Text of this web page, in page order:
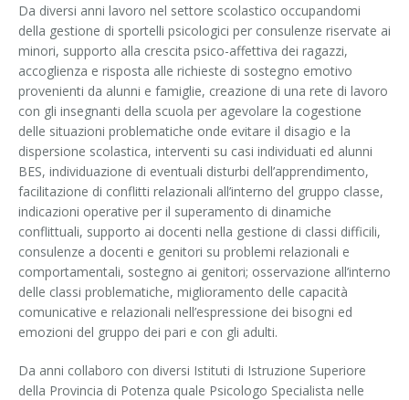
Da diversi anni lavoro nel settore scolastico occupandomi
della gestione di sportelli psicologici per consulenze riservate ai
minori, supporto alla crescita psico-affettiva dei ragazzi,
accoglienza e risposta alle richieste di sostegno emotivo
provenienti da alunni e famiglie, creazione di una rete di lavoro
con gli insegnanti della scuola per agevolare la cogestione
delle situazioni problematiche onde evitare il disagio e la
dispersione scolastica, interventi su casi individuati ed alunni
BES, individuazione di eventuali disturbi dell’apprendimento,
facilitazione di conflitti relazionali all’interno del gruppo classe,
indicazioni operative per il superamento di dinamiche
conflittuali, supporto ai docenti nella gestione di classi difficili,
consulenze a docenti e genitori su problemi relazionali e
comportamentali, sostegno ai genitori; osservazione all’interno
delle classi problematiche, miglioramento delle capacità
comunicative e relazionali nell’espressione dei bisogni ed
emozioni del gruppo dei pari e con gli adulti.
Da anni collaboro con diversi Istituti di Istruzione Superiore
della Provincia di Potenza quale Psicologo Specialista nelle